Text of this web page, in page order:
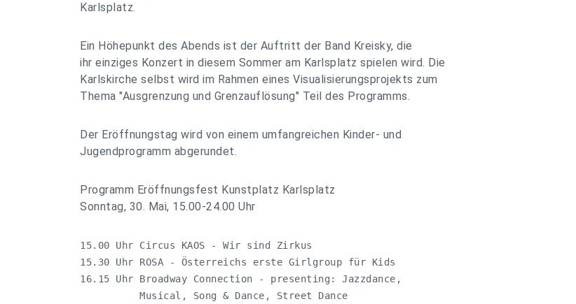
Karlsplatz.
Ein Höhepunkt des Abends ist der Auftritt der Band Kreisky, die
ihr einziges Konzert in diesem Sommer am Karlsplatz spielen wird. Die
Karlskirche selbst wird im Rahmen eines Visualisierungsprojekts zum
Thema "Ausgrenzung und Grenzauflösung" Teil des Programms.
Der Eröffnungstag wird von einem umfangreichen Kinder- und
Jugendprogramm abgerundet.
Programm Eröffnungsfest Kunstplatz Karlsplatz
Sonntag, 30. Mai, 15.00-24.00 Uhr
15.00 Uhr Circus KAOS - Wir sind Zirkus
15.30 Uhr ROSA - Österreichs erste Girlgroup für Kids
16.15 Uhr Broadway Connection - presenting: Jazzdance,
          Musical, Song & Dance, Street Dance